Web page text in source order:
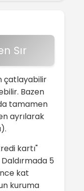
Sır
çatlayabilir
Bazen
tamamen
ayrılarak
kartı"
5
kat
kuruma